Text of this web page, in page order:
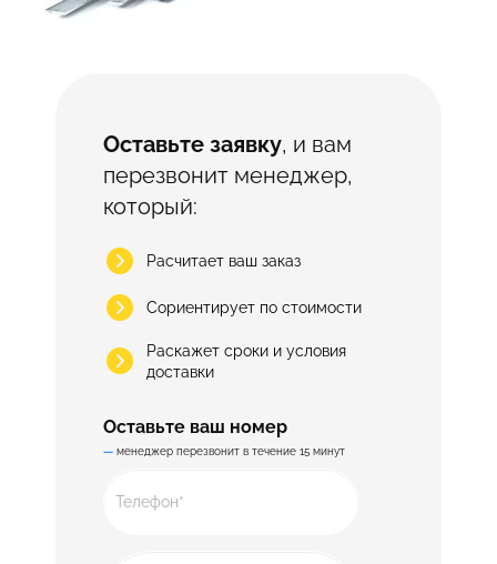
Профнастил
Проволока
Сваи
Оставьте заявку, и вам
перезвонит менеджер,
который:
Расчитает ваш заказ
Сориентирует по стоимости
Раскажет сроки и условия
доставки
Оставьте ваш номер
— менеджер перезвонит в течение 15 минут